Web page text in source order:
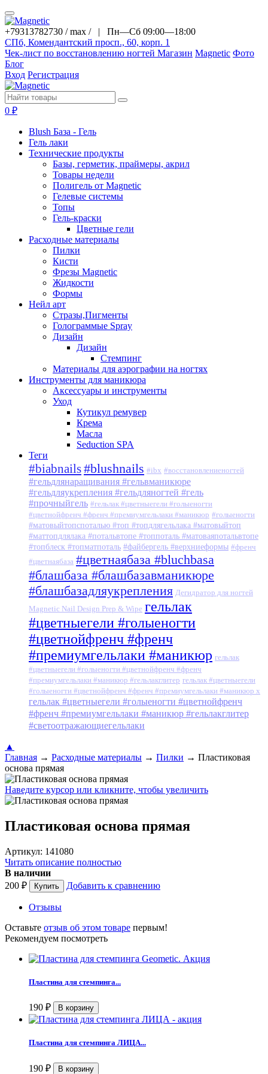
+79313782730 / max / | Пн—Сб 09:00—18:00
СПб, Комендантский просп., 60, корп. 1
Чек-лист по восстановлению ногтей Магазин Magnetic Фото
Блог
Вход Регистрация
0 ₽
Blush База - Гель
Гель лаки
Технические продукты
Базы, герметик, праймеры, акрил
Товары недели
Полигель от Magnetic
Гелевые системы
Топы
Гель-краски
Цветные гели
Расходные материалы
Пилки
Кисти
Фрезы Magnetic
Жидкости
Формы
Нейл арт
Стразы,Пигменты
Голограммые Spray
Дизайн
Дизайн
Стемпинг
Материалы для аэрографии на ногтях
Инструменты для маникюра
Аксессуары и инструменты
Уход
Кутикул ремувер
Крема
Масла
Seduction SPA
Теги
#biabnails#blushnails #ibx #восстановлениеногтей
#гельдлянаращивания #гельвманикюре
#гельдляукрепления #гельдляногтей #гель
#прочныйгель #гельлак #цветныегели #голыеногти
#цветнойфренч #френч #премиумгельлаки #маникюр #голыеногти
#матовыйтопспоталью #топ #топдлягельлака #матовыйтоп
#маттопдлялака #потальвтопе #топпоталь #матоваяпотальвтопе
#топблеск #топматпоталь #файбергель #верхниеформы #френч
#цветнаябаза #цветнаябаза #bluchbasa
#блашбаза #блашбазавманикюре
#блашбазадляукрепления Дегидратор для ногтей
Magnetic Nail Design Prep & Wipe гельлак
#цветныегели #голыеногти
#цветнойфренч #френч
#премиумгельлаки #маникюр гельлак
#цветныегели #голыеногти #цветнойфренч #френч
#премиумгельлаки #маникюр #гельлакглитер гельлак #цветныегели
#голыеногти #цветнойфренч #френч #премиумгельлаки #маникюр x
гельлак #цветныегели #голыеногти #цветнойфренч
#френч #премиумгельлаки #маникюр #гельлакглитер
#светоотражающиегельлаки
▲
Главная → Расходные материалы → Пилки → Пластиковая
основа прямая
Наведите курсор или кликните, чтобы увеличить
Пластиковая основа прямая
Артикул: 141080
Читать описание полностью
В наличии
200 ₽ Добавить к сравнению
Отзывы
Оставьте отзыв об этом товаре первым!
Рекомендуем посмотреть
Пластина для стемпинга...
190 ₽
Пластина для стемпинга ЛИЦА...
190 ₽